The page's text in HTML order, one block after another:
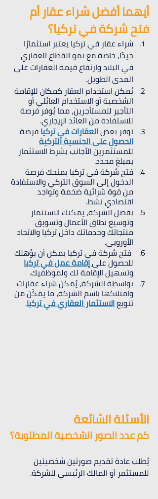
أيهما أفضل شراء عقار أم
فتح شركة في تركيا؟
شراء عقار في تركيا يعتبر استثمارًا
جيدًا، خاصة مع نمو القطاع العقاري
في البلاد وارتفاع قيمة العقارات على
المدى الطويل.
يُمكن استخدام العقار كمكان للإقامة
الشخصية أو الاستخدام العائلي أو
التأجير للمستأجرين، مما يُوفر فرصة
للاستفادة من العائد الإيجاري.
توفر بعض العقارات في تركيا فرصة
الحصول على الجنسية التركية
للمستثمرين الأجانب بشرط الاستثمار
بمبلغ محدد.
فتح شركة في تركيا يمنحك فرصة
الدخول إلى السوق التركي والاستفادة
من قوة شرائية ضخمة وتواجد
اقتصادي نشط.
بفضل الشركة، يمكنك الاستثمار
وتوسيع نطاق الأعمال وتسويق
منتجاتك وخدماتك داخل تركيا والاتحاد
الأوروبي.
فتح شركة في تركيا يمكن أن يؤهلك
للحصول على إقامة عمل في تركيا
وتسهيل الإقامة لك ولموظفيك.
بواسطة الشركة، يُمكن شراء عقارات
وامتلاكها باسم الشركة، ما يمكّن من
تنويع الاستثمار العقاري في تركيا.
الأسئلة الشائعة
كم عدد الصور الشخصية المطلوبة؟
يُطلب عادة تقديم صورتين شخصيتين
للمستثمر أو المالك الرئيسي للشركة.